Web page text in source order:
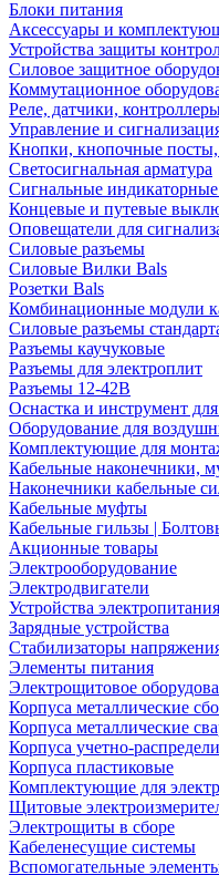
Блоки питания
Аксессуары и
Устройства защиты
Силовое защитное
Коммутационное
Реле, датчики,
Управление и
Кнопки, кнопочные посты,
Светосигнальная арматура
Сигнальные
Концевые и путевые
Оповещатели для
Силовые разъемы
Силовые Вилки Bals
Розетки Bals
Комбинационные модули
Силовые разъемы
Разъемы каучуковые
Разъемы для электроплит
Разъемы 12-42В
Оснастка и инструмент
Оборудование для
Комплектующие для
Кабельные наконечники,
Наконечники кабельные
Кабельные муфты
Кабельные гильзы |
Акционные товары
Электрооборудование
Электродвигатели
Устройства
Зарядные устройства
Стабилизаторы
Элементы питания
Электрощитовое
Корпуса металлические
Корпуса металлические
Корпуса учетно-
Корпуса пластиковые
Комплектующие для
Щитовые
Электрощиты в сборе
Кабеленесущие системы
Вспомогательные